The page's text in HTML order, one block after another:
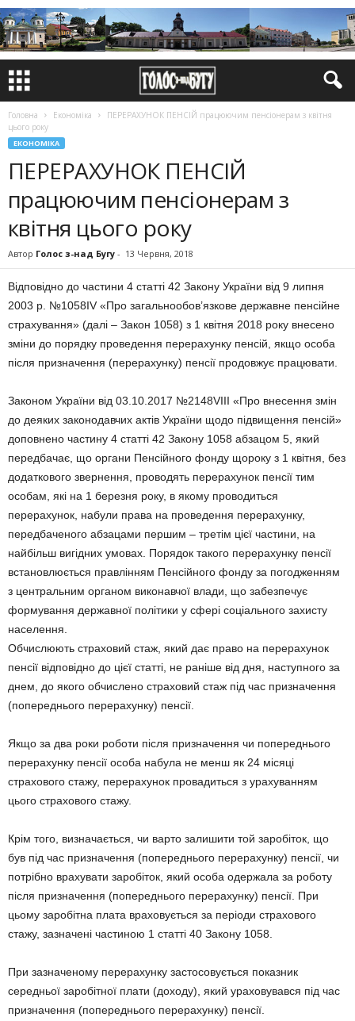
Головна Економіка
ПЕРЕРАХУНОК ПЕНСІЙ працюючим пенсіонерам з квітня
цього року
ЕКОНОМІКА
ПЕРЕРАХУНОК ПЕНСІЙ
працюючим пенсіонерам з
квітня цього року
Автор Голос з-над Бугу - 13 Червня, 2018
Відповідно до частини 4 статті 42 Закону України від 9 липня
2003 р. №1058ІV «Про загальнообов’язкове державне пенсійне
страхування» (далі – Закон 1058) з 1 квітня 2018 року внесено
зміни до порядку проведення перерахунку пенсій, якщо особа
після призначення (перерахунку) пенсії продовжує працювати.
Законом України від 03.10.2017 №2148VІІІ «Про внесення змін
до деяких законодавчих актів України щодо підвищення пенсій»
доповнено частину 4 статті 42 Закону 1058 абзацом 5, який
передбачає, що органи Пенсійного фонду щороку з 1 квітня, без
додаткового звернення, проводять перерахунок пенсії тим
особам, які на 1 березня року, в якому проводиться
перерахунок, набули права на проведення перерахунку,
передбаченого абзацами першим – третім цієї частини, на
найбільш вигідних умовах. Порядок такого перерахунку пенсії
встановлюється правлінням Пенсійного фонду за погодженням
з центральним органом виконавчої влади, що забезпечує
формування державної політики у сфері соціального захисту
населення.
Обчислюють страховий стаж, який дає право на перерахунок
пенсії відповідно до цієї статті, не раніше від дня, наступного за
днем, до якого обчислено страховий стаж під час призначення
(попереднього перерахунку) пенсії.
Якщо за два роки роботи після призначення чи попереднього
перерахунку пенсії особа набула не менш як 24 місяці
страхового стажу, перерахунок провадиться з урахуванням
цього страхового стажу.
Крім того, визначається, чи варто залишити той заробіток, що
був під час призначення (попереднього перерахунку) пенсії, чи
потрібно врахувати заробіток, який особа одержала за роботу
після призначення (попереднього перерахунку) пенсії. При
цьому заробітна плата враховується за періоди страхового
стажу, зазначені частиною 1 статті 40 Закону 1058.
При зазначеному перерахунку застосовується показник
середньої заробітної плати (доходу), який ураховувався під час
призначення (попереднього перерахунку) пенсії.